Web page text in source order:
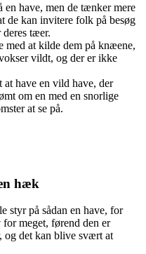
en have, men de tænker mere
de kan invitere folk på besøg
tæer.
med at kilde dem på knæene,
vildt, og der er ikke
have en vild have, der
om en med en snorlige
at se på.
hæk
styr på sådan en have, for
for meget, førend den er
og det kan blive svært at